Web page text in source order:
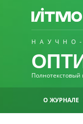
Полнотекстовый
О ЖУРНАЛЕ